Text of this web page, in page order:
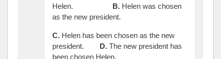
Helen. B. Helen was chosen
as the new president.
C. Helen has been chosen as the new
president. D. The new president has
been chosen Helen.